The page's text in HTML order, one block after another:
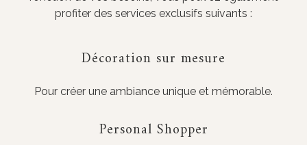
profiter des services exclusifs suivants :
Décoration sur mesure
Pour créer une ambiance unique et mémorable.
Personal Shopper